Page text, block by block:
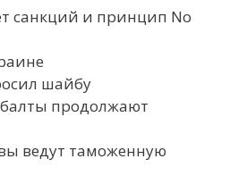
санкций и принцип No
шайбу
продолжают
ведут таможенную